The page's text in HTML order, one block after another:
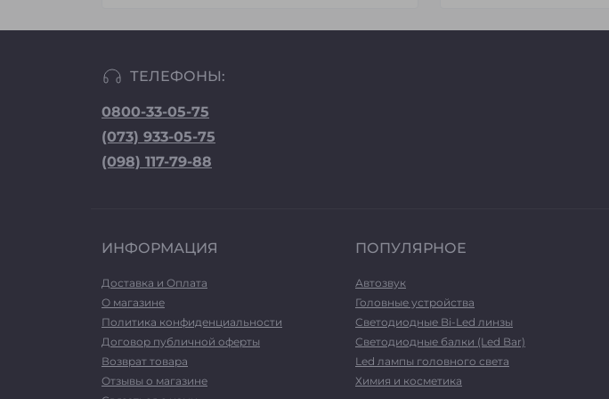
ТЕЛЕФОНЫ:
0800-33-05-75
(073) 933-05-75
(098) 117-79-88
ИНФОРМАЦИЯ
Доставка и Оплата
О магазине
Политика конфиденциальности
Договор публичной оферты
Возврат товара
Отзывы о магазине
ПОПУЛЯРНОЕ
Автозвук
Головные устройства
Светодиодные Bi-Led линзы
Светодиодные балки (Led Bar)
Led лампы головного света
Химия и косметика